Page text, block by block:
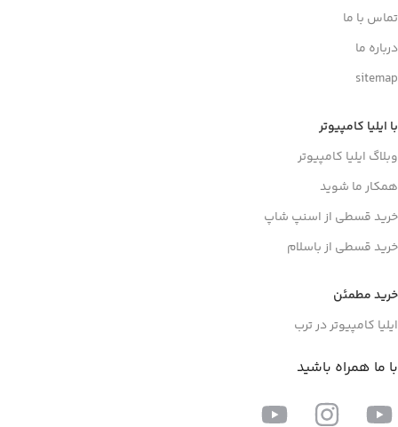
تماس با ما
درباره ما
sitemap
با ایلیا کامپیوتر
وبلاگ ایلیا کامپیوتر
همکار ما شوید
خرید قسطی از اسنپ شاپ
خرید قسطی از باسلام
خرید مطمئن
ایلیا کامپیوتر در ترب
با ما همراه باشید